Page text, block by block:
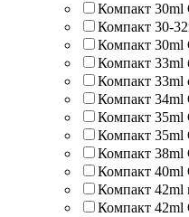
Компакт
Компакт 30-
Компакт
Компакт 33ml
Компакт 33ml
Компакт
Компакт
Компакт
Компакт
Компакт
Компакт
Компакт